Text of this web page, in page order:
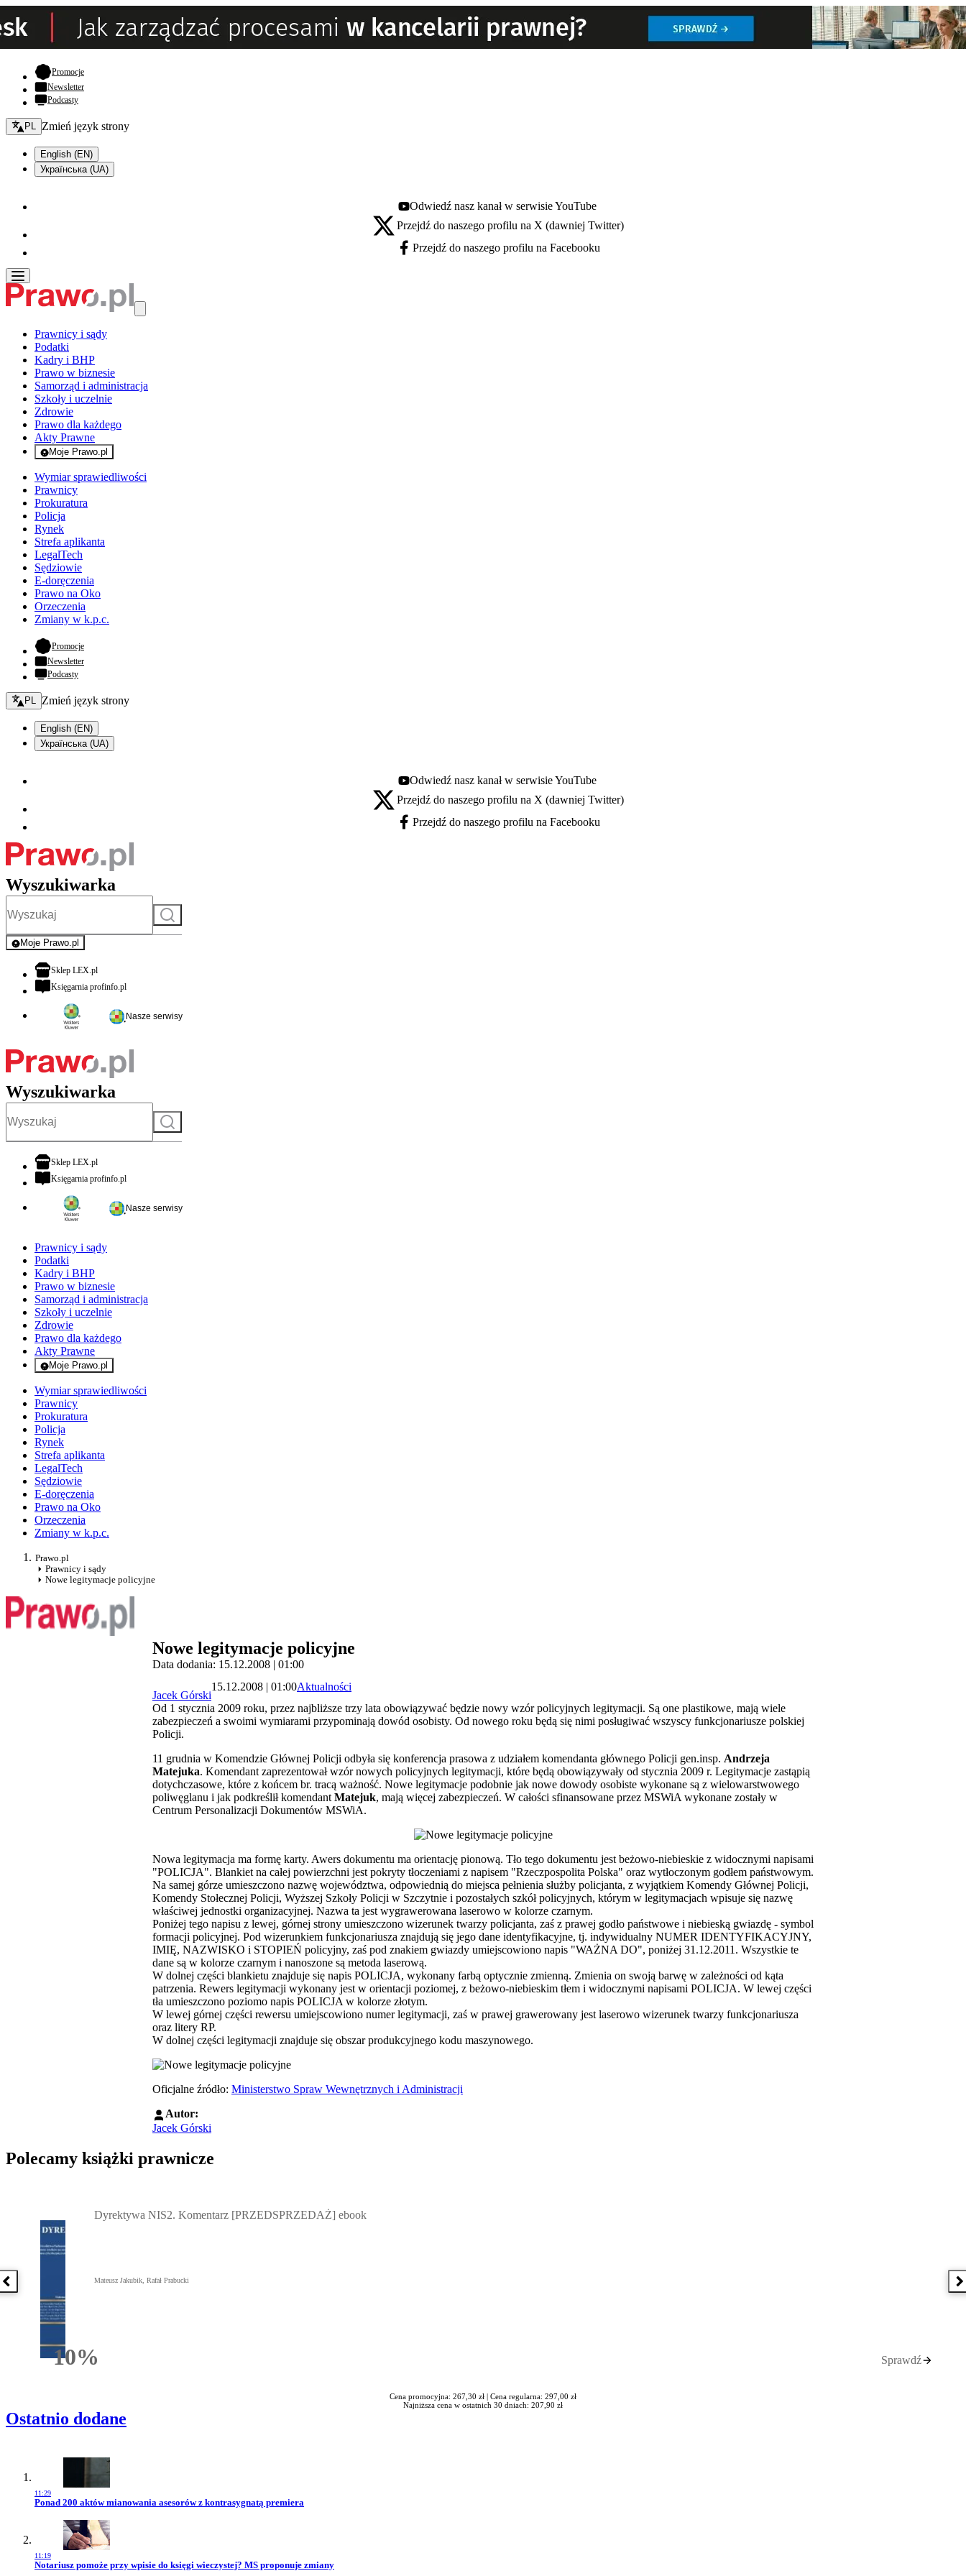
Promocje- otwiera się w nowej karcie
Newsletter
Podcasty
Zmień język - bieżący:
PL Zmień język strony
English (EN)
Українська (UA)
Youtube - otwiera się w nowej karcie
Odwiedź nasz kanał w serwisie YouTube
X - otwiera się w nowej karcie
Przejdź do naszego profilu na X (dawniej Twitter)
Facebook - otwiera się w nowej karcie
Przejdź do naszego profilu na Facebooku
Prawnicy i sądy
Podatki
Kadry i BHP
Prawo w biznesie
Samorząd i administracja
Szkoły i uczelnie
Zdrowie
Prawo dla każdego
Akty Prawne
Moje Prawo.pl
- rejestracja i logowanie do serwisu
Wymiar sprawiedliwości
Prawnicy
Prokuratura
Policja
Rynek
Strefa aplikanta
LegalTech
Sędziowie
E-doręczenia
Prawo na Oko
Orzeczenia
Zmiany w k.p.c.
Promocje- otwiera się w nowej karcie
Newsletter
Podcasty
Zmień język - bieżący:
PL Zmień język strony
English (EN)
Українська (UA)
Youtube - otwiera się w nowej karcie
Odwiedź nasz kanał w serwisie YouTube
X - otwiera się w nowej karcie
Przejdź do naszego profilu na X (dawniej Twitter)
Facebook - otwiera się w nowej karcie
Przejdź do naszego profilu na Facebooku
Wyszukiwarka
Szukaj
Moje Prawo.pl
- rejestracja i logowanie do serwisu
Sklep LEX.plotwiera się w nowej karcie
Księgarnia profinfo.plotwiera się w nowej karcie
Nasze serwisy
Wyszukiwarka
Szukaj
Sklep LEX.plotwiera się w nowej karcie
Księgarnia profinfo.plotwiera się w nowej karcie
Nasze serwisy
Prawnicy i sądy
Podatki
Kadry i BHP
Prawo w biznesie
Samorząd i administracja
Szkoły i uczelnie
Zdrowie
Prawo dla każdego
Akty Prawne
Moje Prawo.pl
- rejestracja i logowanie do serwisu
Wymiar sprawiedliwości
Prawnicy
Prokuratura
Policja
Rynek
Strefa aplikanta
LegalTech
Sędziowie
E-doręczenia
Prawo na Oko
Orzeczenia
Zmiany w k.p.c.
Prawo.pl
Prawnicy i sądy
Nowe legitymacje policyjne
Nowe legitymacje policyjne
Data dodania: 15.12.2008 | 01:00
Jacek Górski
15.12.2008 | 01:00Aktualności
Od 1 stycznia 2009 roku, przez najbliższe trzy lata obowiązywać będzie nowy wzór policyjnych legitymacji. Są one plastikowe, mają wiele
zabezpieczeń a swoimi wymiarami przypominają dowód osobisty. Od nowego roku będą się nimi posługiwać wszyscy funkcjonariusze polskiej
Policji.
11 grudnia w Komendzie Głównej Policji odbyła się konferencja prasowa z udziałem komendanta głównego Policji gen.insp. Andrzeja
Matejuka. Komendant zaprezentował wzór nowych policyjnych legitymacji, które będą obowiązywały od stycznia 2009 r. Legitymacje zastąpią
dotychczasowe, które z końcem br. tracą ważność. Nowe legitymacje podobnie jak nowe dowody osobiste wykonane są z wielowarstwowego
poliwęglanu i jak podkreślił komendantMatejuk, mają więcej zabezpieczeń. W całości sfinansowane przez MSWiA wykonane zostały w
Centrum Personalizacji Dokumentów MSWiA.
Nowa legitymacja ma formę karty. Awers dokumentu ma orientację pionową. Tło tego dokumentu jest beżowo-niebieskie z widocznymi napisami
"POLICJA". Blankiet na całej powierzchni jest pokryty tłoczeniami z napisem "Rzeczpospolita Polska" oraz wytłoczonym godłem państwowym.
Na samej górze umieszczono nazwę województwa, odpowiednią do miejsca pełnienia służby policjanta, z wyjątkiem Komendy Głównej Policji,
Komendy Stołecznej Policji, Wyższej Szkoły Policji w Szczytnie i pozostałych szkół policyjnych, którym w legitymacjach wpisuje się nazwę
właściwej jednostki organizacyjnej. Nazwa ta jest wygrawerowana laserowo w kolorze czarnym.
Poniżej tego napisu z lewej, górnej strony umieszczono wizerunek twarzy policjanta, zaś z prawej godło państwowe i niebieską gwiazdę - symbol
formacji policyjnej. Pod wizerunkiem funkcjonariusza znajdują się jego dane identyfikacyjne, tj. indywidualny NUMER IDENTYFIKACYJNY,
IMIĘ, NAZWISKO i STOPIEŃ policyjny, zaś pod znakiem gwiazdy umiejscowiono napis "WAŻNA DO", poniżej 31.12.2011. Wszystkie te
dane są w kolorze czarnym i nanoszone są metoda laserową.
W dolnej części blankietu znajduje się napis POLICJA, wykonany farbą optycznie zmienną. Zmienia on swoją barwę w zależności od kąta
patrzenia. Rewers legitymacji wykonany jest w orientacji poziomej, z beżowo-niebieskim tłem i widocznymi napisami POLICJA. W lewej części
tła umieszczono poziomo napis POLICJA w kolorze złotym.
W lewej górnej części rewersu umiejscowiono numer legitymacji, zaś w prawej grawerowany jest laserowo wizerunek twarzy funkcjonariusza
oraz litery RP.
W dolnej części legitymacji znajduje się obszar produkcyjnego kodu maszynowego.
Oficjalne źródło: Ministerstwo Spraw Wewnętrznych i Administracji
Autor:
Jacek Górski
Polecamy książki prawnicze
Poprzednia książka
10%Rabatu
Dyrektywa NIS2. Komentarz [PRZEDSPRZEDAŻ] ebook
Mateusz Jakubik, Rafał Prabucki
Sprawdź
Cena promocyjna: 267,30 zł | Cena regularna: 297,00 zł
Najniższa cena w ostatnich 30 dniach: 207,90 zł
Ostatnio dodane
11:29
Przejdź do artykułu:
Ponad 200 aktów mianowania asesorów z kontrasygnatą premiera
11:19
Przejdź do artykułu:
Notariusz pomoże przy wpisie do księgi wieczystej? MS proponuje zmiany